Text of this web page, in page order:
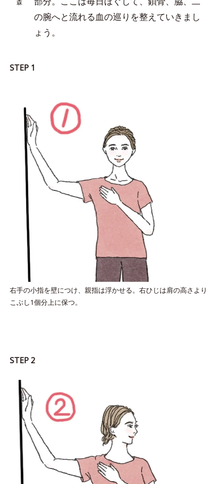
森
の腕へと流れる血の巡りを整えていきまし
ょう。
STEP 1
右手の小指を壁につけ、親指は浮かせる。右ひじは肩の高さより
こぶし1個分上に保つ。
STEP 2